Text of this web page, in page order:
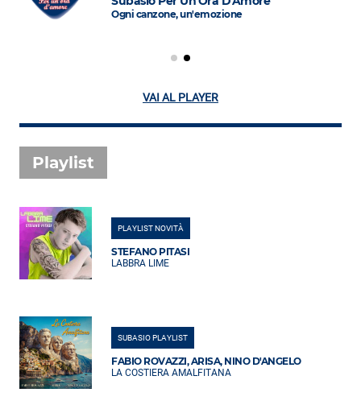
Ogni canzone, un'emozione
VAI AL PLAYER
Playlist
PLAYLIST NOVITÀ
STEFANO PITASI
LABBRA LIME
SUBASIO PLAYLIST
FABIO ROVAZZI, ARISA, NINO D'ANGELO
LA COSTIERA AMALFITANA